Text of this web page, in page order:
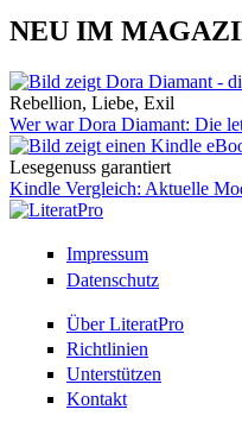
NEU IM
Rebellion, Liebe, Exil
Wer war Dora Diamant: Die
Lesegenuss garantiert
Kindle Vergleich: Aktuelle
Impressum
Datenschutz
Über LiteratPro
Richtlinien
Unterstützen
Kontakt